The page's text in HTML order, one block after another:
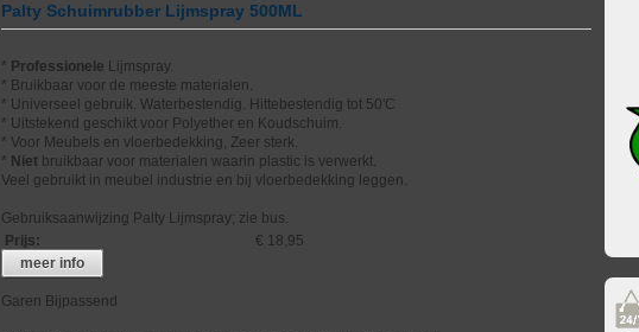
Palty Schuimrubber Lijmspray 500ML
* Professionele Lijmspray.
* Bruikbaar voor de meeste materialen.
* Universeel gebruik. Waterbestendig. Hittebestendig tot 50'C
* Uitstekend geschikt voor Polyether en Koudschuim.
* Voor Meubels en vloerbedekking, Zeer sterk.
* Niet bruikbaar voor materialen waarin plastic is verwerkt.
Veel gebruikt in meubel industrie en bij vloerbedekking leggen.
Gebruiksaanwijzing Palty Lijmspray; zie bus.
Prijs:
€ 18,95
meer info
Garen Bijpassend